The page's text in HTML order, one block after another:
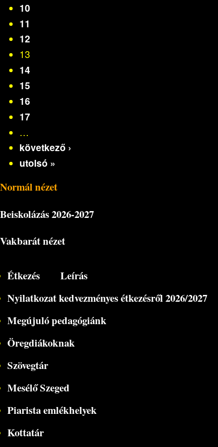
10
11
12
13
14
15
16
17
…
következő ›
utolsó »
Normál nézet
Beiskolázás2026-2027
Vakbarát nézet
Étkezés
Leírás
Nyilatkozat kedvezményes étkezésről 2026/2027
Megújuló pedagógiánk
Öregdiákoknak
Szövegtár
Mesélő Szeged
Piarista emlékhelyek
Kottatár